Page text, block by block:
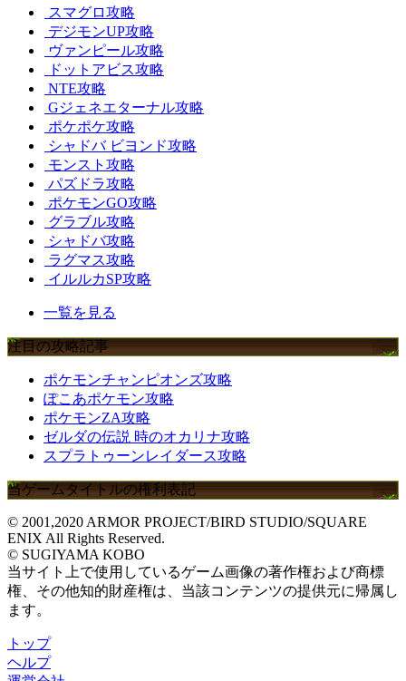
スマグロ攻略
デジモンUP攻略
ヴァンピール攻略
ドットアビス攻略
NTE攻略
Gジェネエターナル攻略
ポケポケ攻略
シャドバ ビヨンド攻略
モンスト攻略
パズドラ攻略
ポケモンGO攻略
グラブル攻略
シャドバ攻略
ラグマス攻略
イルルカSP攻略
一覧を見る
注目の攻略記事
ポケモンチャンピオンズ攻略
ぽこあポケモン攻略
ポケモンZA攻略
ゼルダの伝説 時のオカリナ攻略
スプラトゥーンレイダース攻略
当ゲームタイトルの権利表記
© 2001,2020 ARMOR PROJECT/BIRD STUDIO/SQUARE
ENIX All Rights Reserved.
© SUGIYAMA KOBO
当サイト上で使用しているゲーム画像の著作権および商標
権、その他知的財産権は、当該コンテンツの提供元に帰属し
ます。
トップ
ヘルプ